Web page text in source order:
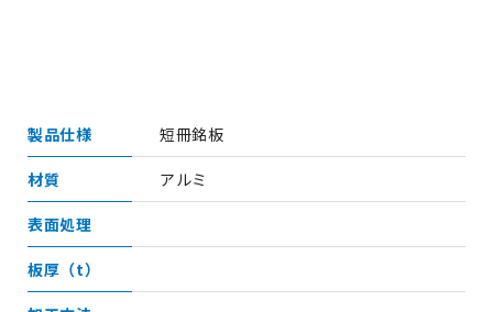
製品仕様 短冊銘板
材質 アルミ
表面処理
板厚（t）